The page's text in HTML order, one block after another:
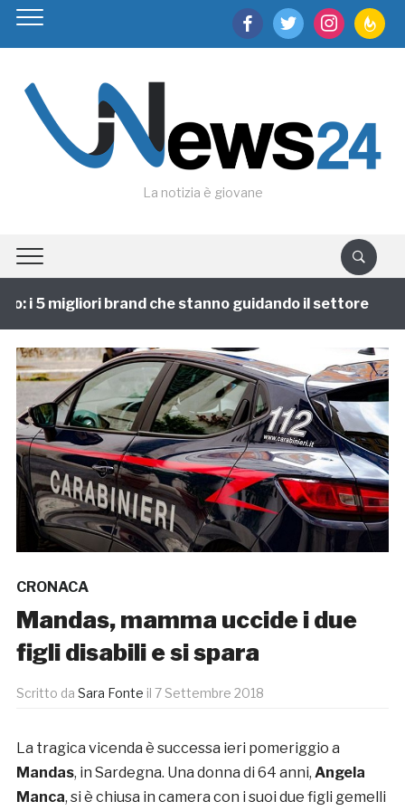
facebooktwitter instagram
La notizia è giovane
i 5 migliori brand che stanno guidando il settore
CRONACA
Mandas, mamma uccide i due
figli disabili e si spara
Scritto da Sara Fonte il 7 Settembre 2018
La tragica vicenda è successa ieri pomeriggio a
Mandas, in Sardegna. Una donna di 64 anni, Angela
Manca, si è chiusa in camera con i suoi due figli gemelli